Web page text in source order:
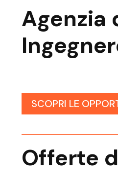
Agenzia
SCOPRI LE
Offerte